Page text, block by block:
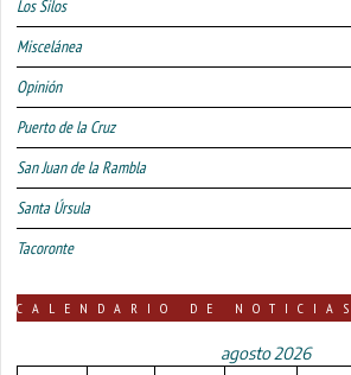
Los Silos
Miscelánea
Opinión
Puerto de la Cruz
San Juan de la Rambla
Santa Úrsula
Tacoronte
CALENDARIO DE NOTICIAS
agosto 2026